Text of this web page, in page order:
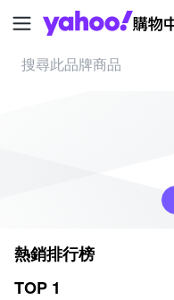
熱銷排行榜
TOP 1